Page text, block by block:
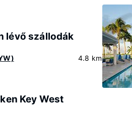
lévő szállodák
4.8 km
Key West